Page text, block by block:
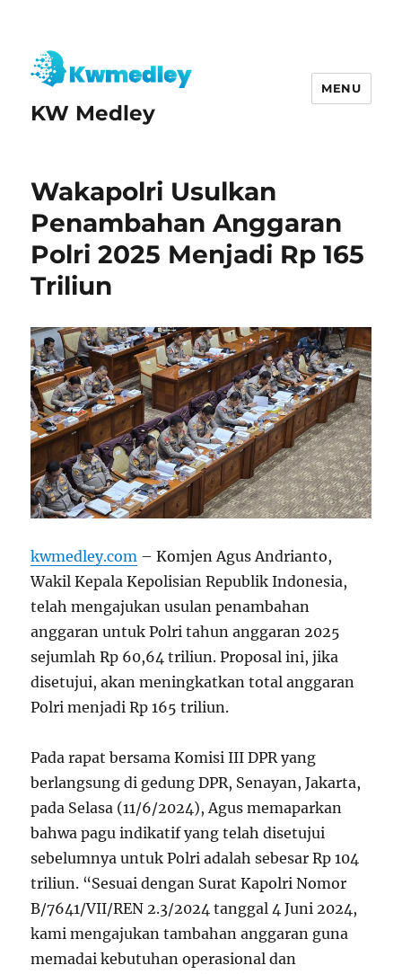
KW Medley
MENU
Wakapolri Usulkan
Penambahan Anggaran
Polri 2025 Menjadi Rp 165
Triliun
kwmedley.com – Komjen Agus Andrianto,
Wakil Kepala Kepolisian Republik Indonesia,
telah mengajukan usulan penambahan
anggaran untuk Polri tahun anggaran 2025
sejumlah Rp 60,64 triliun. Proposal ini, jika
disetujui, akan meningkatkan total anggaran
Polri menjadi Rp 165 triliun.
Pada rapat bersama Komisi III DPR yang
berlangsung di gedung DPR, Senayan, Jakarta,
pada Selasa (11/6/2024), Agus memaparkan
bahwa pagu indikatif yang telah disetujui
sebelumnya untuk Polri adalah sebesar Rp 104
triliun. “Sesuai dengan Surat Kapolri Nomor
B/7641/VII/REN 2.3/2024 tanggal 4 Juni 2024,
kami mengajukan tambahan anggaran guna
memadai kebutuhan operasional dan